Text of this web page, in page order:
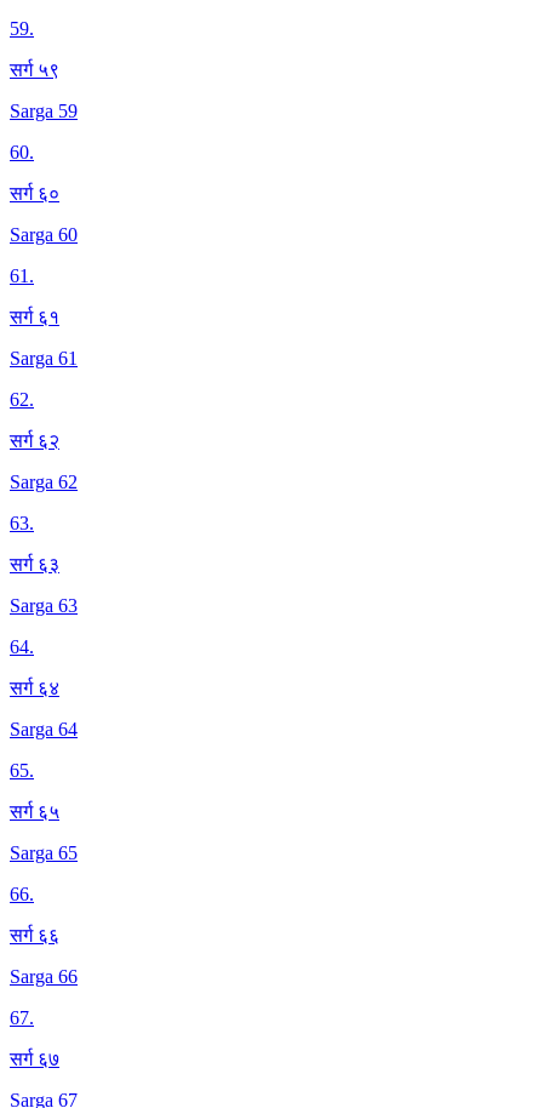
59.
सर्ग ५९
Sarga 59
60.
सर्ग ६०
Sarga 60
61.
सर्ग ६१
Sarga 61
62.
सर्ग ६२
Sarga 62
63.
सर्ग ६३
Sarga 63
64.
सर्ग ६४
Sarga 64
65.
सर्ग ६५
Sarga 65
66.
सर्ग ६६
Sarga 66
67.
सर्ग ६७
Sarga 67